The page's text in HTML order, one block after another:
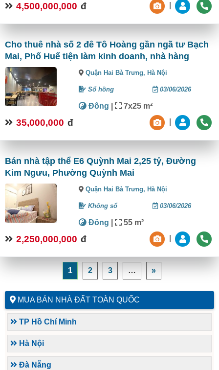
4,500,000,000 đ
Cho thuê nhà số 2 đê Tô Hoàng gần ngã tư Bạch
Mai, Phố Huế tiện làm kinh doanh, nhà hàng
Quận Hai Bà Trưng,Hà Nội
Sổ hồng 03/06/2026
Đông | 7x25 m²
35,000,000 đ
Bán nhà tập thể E6 Quỳnh Mai 2,25 tỷ, Đường
Kim Ngưu, Phường Quỳnh Mai
Quận Hai Bà Trưng,Hà Nội
Không sổ 03/06/2026
Đông | 55 m²
2,250,000,000 đ
1 2 3 … »
MUA BÁN NHÀ ĐẤT TOÀN QUỐC
TP Hồ Chí Minh
Hà Nội
Đà Nẵng